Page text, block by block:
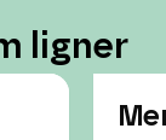
ligner